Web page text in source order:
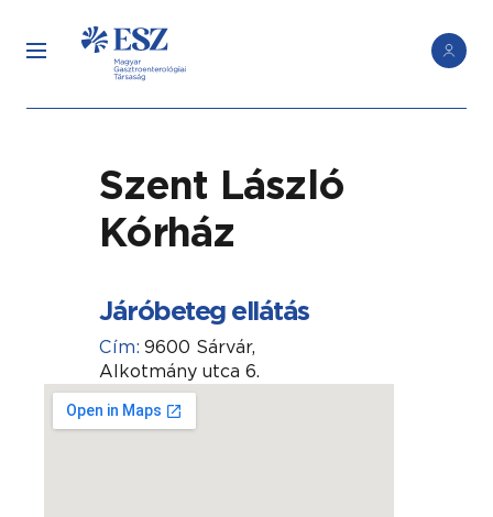
Szent László
Kórház
Járóbeteg ellátás
Cím: 9600 Sárvár,
Alkotmány utca 6.